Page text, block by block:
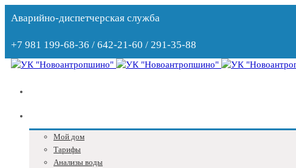
Аварийно-диспетчерская служба
+7 981 199-68-36 / 642-21-60 / 291-35-88
Мой дом
Тарифы
Анализы воды